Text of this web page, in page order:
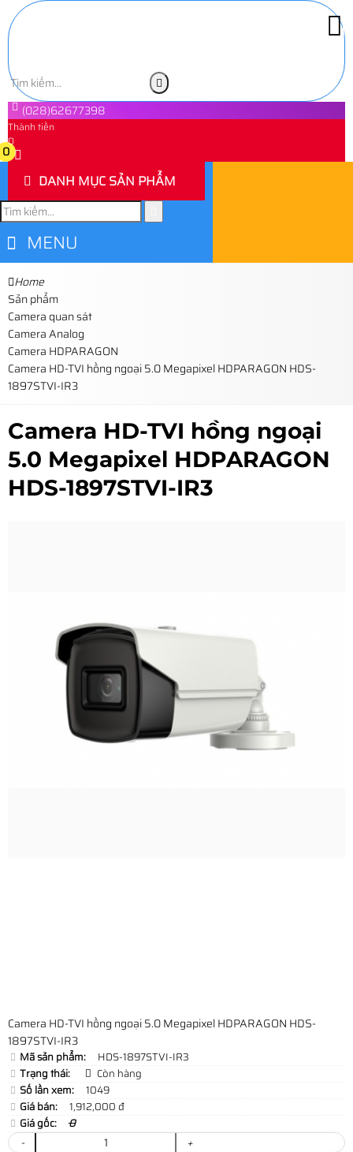
(028)62677398
Thành tiền
0
0
DANH MỤC SẢN PHẨM
MENU
Home
Sản phẩm
Camera quan sát
Camera Analog
Camera HDPARAGON
Camera HD-TVI hồng ngoại 5.0 Megapixel HDPARAGON HDS-
1897STVI-IR3
Camera HD-TVI hồng ngoại
5.0 Megapixel HDPARAGON
HDS-1897STVI-IR3
Camera HD-TVI hồng ngoại 5.0 Megapixel HDPARAGON HDS-
1897STVI-IR3
Mã sản phẩm:
HDS-1897STVI-IR3
Trạng thái:
Còn hàng
Số lần xem:
1049
Giá bán:
1,912,000 đ
Giá gốc:
0
-
+